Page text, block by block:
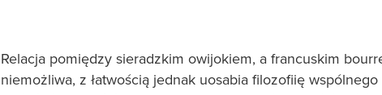
Relacja pomiędzy sieradzkim owijokiem, a francuskim
niemożliwa, z łatwością jednak uosabia filozofiię